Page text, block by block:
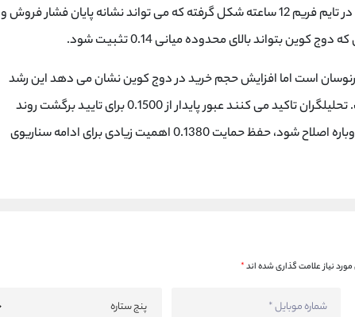
نشان می دهد یک الگوی کف دوقلو در تایم فریم 12 ساعته شکل گرفته که می تواند نشانه پایان فشار فروش و
بتواند بالای محدوده میانی 0.14 تثبیت شود.
است اما افزایش حجم خرید در دوج کوین نشان می دهد این رشد
صرفا یک جهش کم عمق نبوده است. تحلیلگران تاکید می کنند عبور پایدار از 0.1500 برای تایید برگشت روند
ضروری است و در صورتی که قیمت دوباره اصلاح شود، حفظ حمایت 0.1380 اهمیت زیادی برای ادامه سناریوی
نیاز علامت گذاری شده اند*